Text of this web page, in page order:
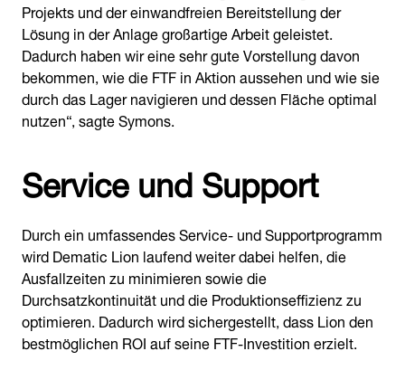
Projekts und der einwandfreien Bereitstellung der
Lösung in der Anlage großartige Arbeit geleistet.
Dadurch haben wir eine sehr gute Vorstellung davon
bekommen, wie die FTF in Aktion aussehen und wie sie
durch das Lager navigieren und dessen Fläche optimal
nutzen“, sagte Symons.
Service und Support
Durch ein umfassendes Service- und Supportprogramm
wird Dematic Lion laufend weiter dabei helfen, die
Ausfallzeiten zu minimieren sowie die
Durchsatzkontinuität und die Produktionseffizienz zu
optimieren. Dadurch wird sichergestellt, dass Lion den
bestmöglichen ROI auf seine FTF-Investition erzielt.